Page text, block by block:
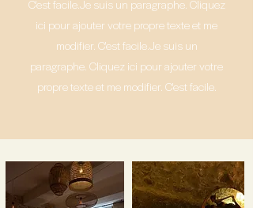
C'est facile.Je suis un paragraphe. Cliquez
ici pour ajouter votre propre texte et me
modifier. C'est facile.Je suis un
paragraphe. Cliquez ici pour ajouter votre
propre texte et me modifier. C'est facile.